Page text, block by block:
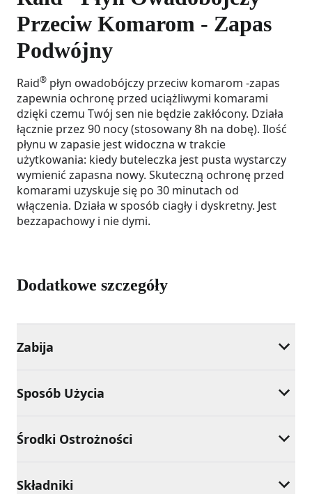
Przeciw Komarom - Zapas
Podwójny
Raid® płyn owadobójczy przeciw komarom -zapas
zapewnia ochronę przed uciążliwymi komarami
dzięki czemu Twój sen nie będzie zakłócony. Działa
łącznie przez 90 nocy (stosowany 8h na dobę). Ilość
płynu w zapasie jest widoczna w trakcie
użytkowania: kiedy buteleczka jest pusta wystarczy
wymienić zapasna nowy. Skuteczną ochronę przed
komarami uzyskuje się po 30 minutach od
włączenia. Działa w sposób ciagły i dyskretny. Jest
bezzapachowy i nie dymi.
Dodatkowe szczegóły
Zabija
Sposób Użycia
Środki Ostrożności
Składniki